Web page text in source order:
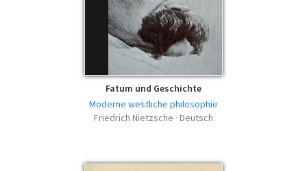
Fatum und Geschichte
Moderne westliche philosophie
Friedrich Nietzsche · Deutsch